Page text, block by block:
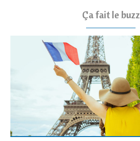
Ça fait le buzz